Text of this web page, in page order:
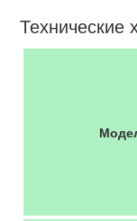
Технические